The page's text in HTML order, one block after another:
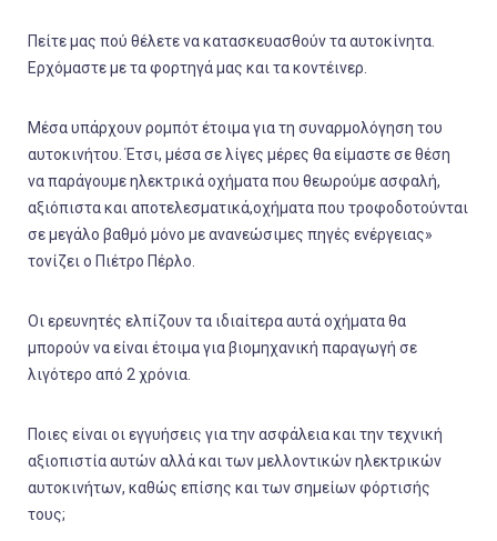
Πείτε μας πού θέλετε να κατασκευασθούν τα αυτοκίνητα.
Ερχόμαστε με τα φορτηγά μας και τα κοντέινερ.
Μέσα υπάρχουν ρομπότ έτοιμα για τη συναρμολόγηση του
αυτοκινήτου. Έτσι, μέσα σε λίγες μέρες θα είμαστε σε θέση
να παράγουμε ηλεκτρικά οχήματα που θεωρούμε ασφαλή,
αξιόπιστα και αποτελεσματικά,οχήματα που τροφοδοτούνται
σε μεγάλο βαθμό μόνο με ανανεώσιμες πηγές ενέργειας»
τονίζει ο Πιέτρο Πέρλο.
Οι ερευνητές ελπίζουν τα ιδιαίτερα αυτά οχήματα θα
μπορούν να είναι έτοιμα για βιομηχανική παραγωγή σε
λιγότερο από 2 χρόνια.
Ποιες είναι οι εγγυήσεις για την ασφάλεια και την τεχνική
αξιοπιστία αυτών αλλά και των μελλοντικών ηλεκτρικών
αυτοκινήτων, καθώς επίσης και των σημείων φόρτισής
τους;